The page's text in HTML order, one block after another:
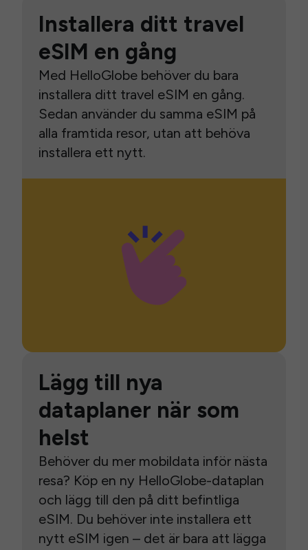
Installera ditt travel
eSIM en gång
Med HelloGlobe behöver du bara
installera ditt travel eSIM en gång.
Sedan använder du samma eSIM på
alla framtida resor, utan att behöva
installera ett nytt.
Lägg till nya
dataplaner när som
helst
Behöver du mer mobildata inför nästa
resa? Köp en ny HelloGlobe-dataplan
och lägg till den på ditt befintliga
eSIM. Du behöver inte installera ett
nytt eSIM igen – det är bara att lägga